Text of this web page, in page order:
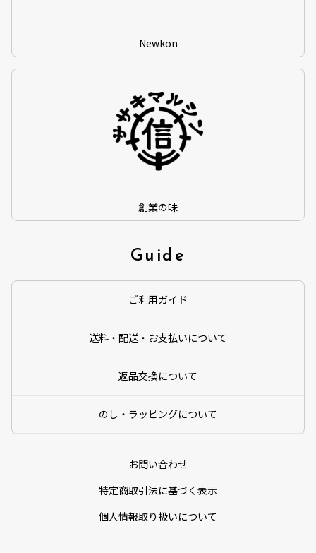
Newkon
創業の味
Guide
ご利用ガイド
送料・配送・お支払いについて
返品交換について
のし・ラッピングについて
お問い合わせ
特定商取引法に基づく表示
個人情報取り扱いについて